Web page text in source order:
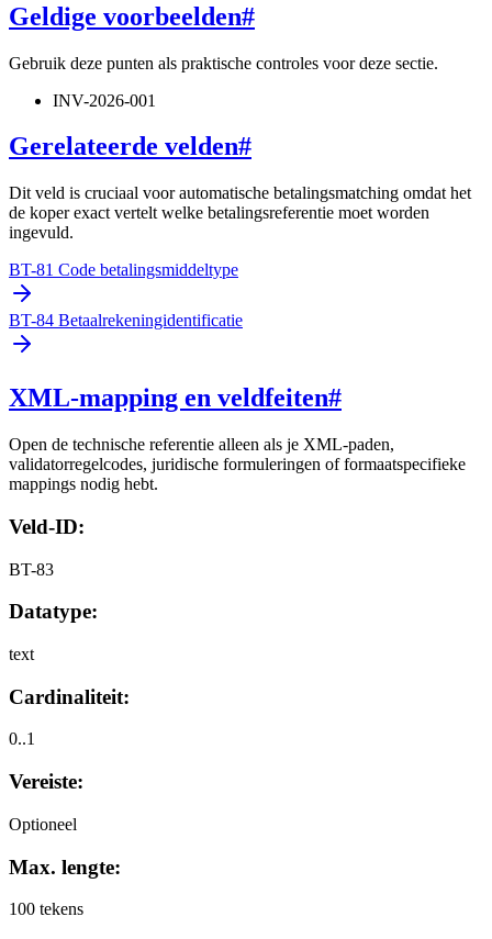
Geldige voorbeelden#
Gebruik deze punten als praktische controles voor deze sectie.
INV-2026-001
Gerelateerde velden#
Dit veld is cruciaal voor automatische betalingsmatching omdat het
de koper exact vertelt welke betalingsreferentie moet worden
ingevuld.
BT-81 Code betalingsmiddeltype
BT-84 Betaalrekeningidentificatie
XML-mapping en veldfeiten#
Open de technische referentie alleen als je XML-paden,
validatorregelcodes, juridische formuleringen of formaatspecifieke
mappings nodig hebt.
Veld-ID:
BT-83
Datatype:
text
Cardinaliteit:
0..1
Vereiste:
Optioneel
Max. lengte:
100 tekens